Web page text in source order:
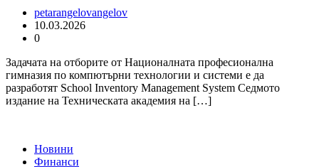
petarangelovangelov
10.03.2026
0
Задачата на отборите от Националната професионална
гимназия по компютърни технологии и системи е да
разработят School Inventory Management System Седмото
издание на Техническата академия на […]
Новини
Финанси